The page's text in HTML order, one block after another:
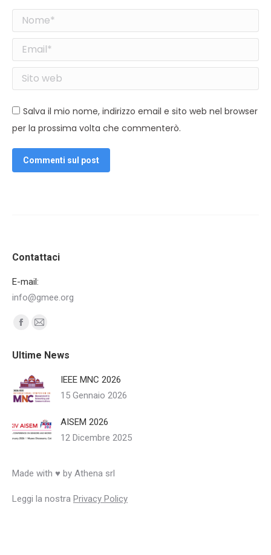
Nome *
Email *
Sito web
Salva il mio nome, indirizzo email e sito web nel browser
per la prossima volta che commenterò.
Commenti sul post
Contattaci
E-mail:
info@gmee.org
Ci puoi trovare su:
Facebook
opens
in
new
Mail
opens
new
Ultime News
IEEE MNC 2026
15 Gennaio 2026
AISEM 2026
12 Dicembre 2025
Made with ♥ by Athena srl
Leggi la nostra Privacy Policy